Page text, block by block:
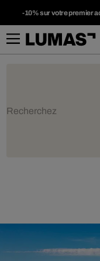
-10% sur votre premier